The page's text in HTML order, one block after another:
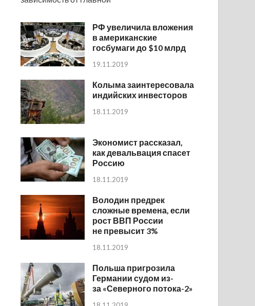
РФ увеличила вложения
в американские
госбумаги до $10 млрд
19.11.2019
Колыма заинтересовала
индийских инвесторов
18.11.2019
Экономист рассказал,
как девальвация спасет
Россию
18.11.2019
Володин предрек
сложные времена, если
рост ВВП России
не превысит 3%
18.11.2019
Польша пригрозила
Германии судом из-
за «Северного потока-2»